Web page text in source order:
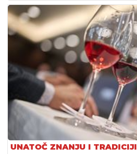
UNATOČ ZNANJU I TRADICIJI